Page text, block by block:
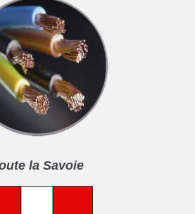
la Savoie